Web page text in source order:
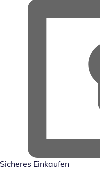
Sicheres Einkaufen